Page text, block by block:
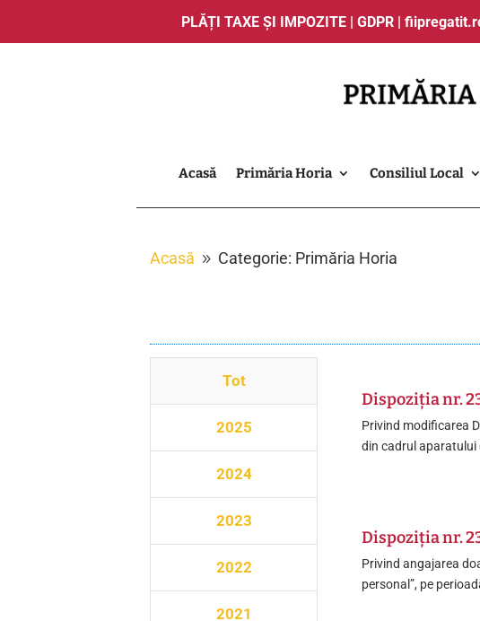
PLĂȚI TAXE ȘI IMPOZITE | GDPR |
Acasă Primăria Horia Consiliul Local
Acasă 9 Categorie: Primăria Horia
Tot
2025
2024
2023
2022
2021
Dispoziția nr.
Privind modificarea
din cadrul aparatului
Dispoziția nr.
Privind angajarea
personal”, pe